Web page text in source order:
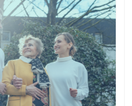
Votre nom
Votre e-mail